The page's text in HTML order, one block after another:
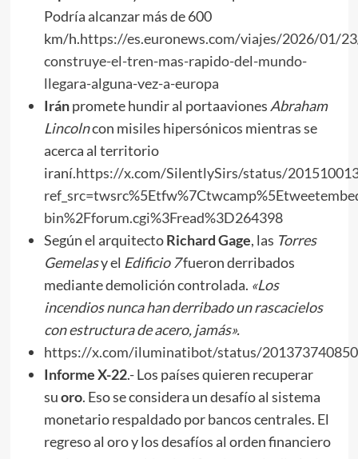
Podría alcanzar más de 600
km/h.https://es.euronews.com/viajes/2026/01/
construye-el-tren-mas-rapido-del-mundo-
llegara-alguna-vez-a-europa
Iránpromete hundir al portaaviones Abraham
Lincolncon misiles hipersónicos mientras se
acerca al territorio
iraní.https://x.com/SilentlySirs/status/
bin%2Fforum.cgi%3Fread%3D264398
Según el arquitectoRichard Gage, las Torres
Gemelasy el Edificio 7fueron derribados
mediante demolición controlada. «Los
incendios nunca han derribado un rascacielos
con estructura de acero, jamás».
https://x.com/iluminatibot/status/
Informe X-22.- Los países quieren recuperar
suoro. Eso se considera un desafío al sistema
monetario respaldado por bancos centrales. El
regreso al oro y los desafíos al orden financiero